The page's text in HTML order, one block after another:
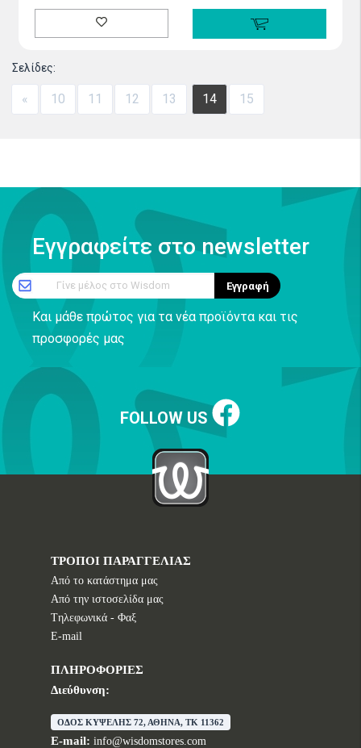
Σελίδες:
« 10 11 12 13 14 15
Εγγραφείτε στο newsletter
Γίνε μέλος στο Wisdom Εγγραφή
Και μάθε πρώτος για τα νέα προϊόντα και τις
προσφορές μας
FOLLOW US
ΤΡΟΠΟΙ ΠΑΡΑΓΓΕΛΙΑΣ
Από το κατάστημα μας
Από την ιστοσελίδα μας
Tηλεφωνικά - Φαξ
E-mail
ΠΛΗΡΟΦΟΡΙΕΣ
Διεύθυνση:
ΟΔΟΣ ΚΥΨΕΛΗΣ 72, ΑΘΗΝΑ, TK 11362
E-mail: info@wisdomstores.com